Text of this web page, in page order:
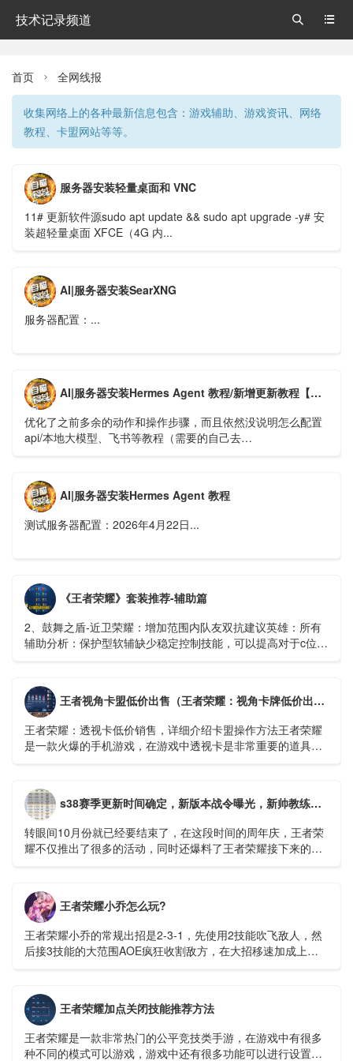
技术记录频道 

首页  全网线报
收集网络上的各种最新信息包含：游戏辅助、游戏资讯、网络
教程、卡盟网站等等。
服务器安装轻量桌面和 VNC
11# 更新软件源sudo apt update && sudo apt upgrade -y# 安
装超轻量桌面 XFCE（4G 内...
AI|服务器安装SearXNG
服务器配置：...
AI|服务器安装Hermes Agent 教程/新增更新教程【新版】
优化了之前多余的动作和操作步骤，而且依然没说明怎么配置
api/本地大模型、飞书等教程（需要的自己去
AI|服务器安装Hermes Agent 教程
测试服务器配置：2026年4月22日...
《王者荣耀》套装推荐-辅助篇
2、鼓舞之盾-近卫荣耀：增加范围内队友双抗建议英雄：所有
辅助分析：保护型软辅缺少稳定控制技能，可以提高对于c位的
王者视角卡盟低价出售（王者荣耀：视角卡牌低价出售，详细介绍卡盟操作方法）
王者荣耀：透视卡低价销售，详细介绍卡盟操作方法王者荣耀
是一款火爆的手机游戏，在游戏中透视卡是非常重要的道具，
s38赛季更新时间确定，新版本战令曝光，新帅教练守约，米莱迪微笑
转眼间10月份就已经要结束了，在这段时间的周年庆，王者荣
耀不仅推出了很多的活动，同时还爆料了王者荣耀接下来的很
王者荣耀小乔怎么玩?
王者荣耀小乔的常规出招是2-3-1，先使用2技能吹飞敌人，然
后接3技能的大范围AOE疯狂收割敌方，在大招移速加成上用1
王者荣耀加点关闭技能推荐方法
王者荣耀是一款非常热门的公平竞技类手游，在游戏中有很多
种不同的模式可以游戏，游戏中还有很多功能可以进行设置，